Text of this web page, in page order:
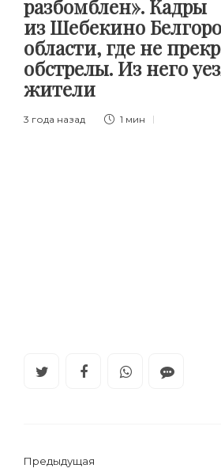
разбомблен». Кадры
из Шебекино
области, где не
обстрелы. Из него
жители
3 года назад 1 мин
Предыдущая